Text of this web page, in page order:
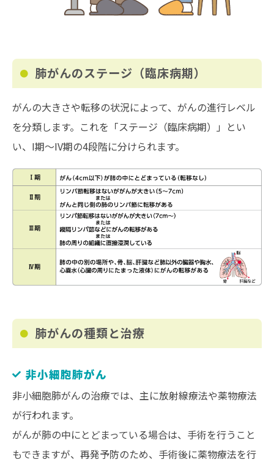
肺がんのステージ（臨床病期）
がんの大きさや転移の状況によって、がんの進行レベル
を分類します。これを「ステージ（臨床病期）」とい
い、I期～IV期の4段階に分けられます。
肺がんの種類と治療
非小細胞肺がん
非小細胞肺がんの治療では、主に放射線療法や薬物療法
が行われます。
がんが肺の中にとどまっている場合は、手術を行うこと
もできますが、再発予防のため、手術後に薬物療法を行